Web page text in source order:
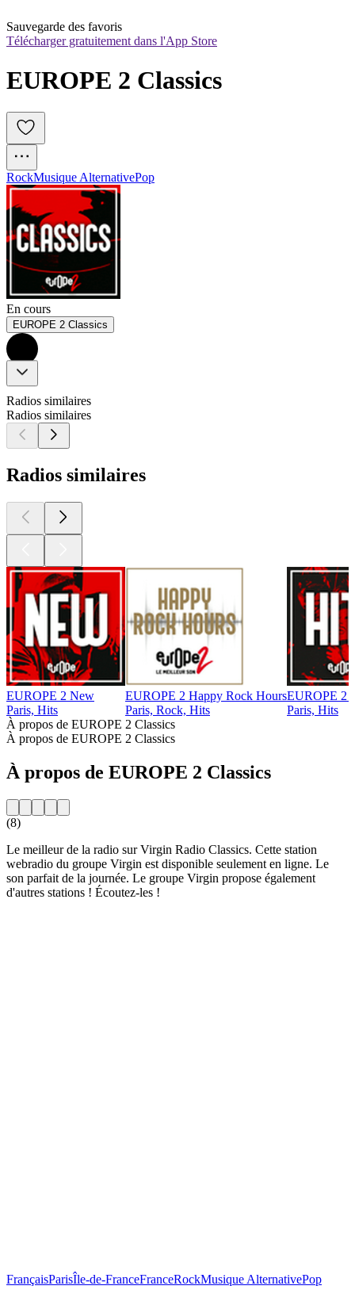
Sauvegarde des favoris
Télécharger gratuitement dans l'App Store
EUROPE 2 Classics
RockMusique AlternativePop
En cours
EUROPE 2 Classics
Radios similaires
Radios similaires
Radios similaires
EUROPE 2 New
Paris, Hits
EUROPE 2 Happy Rock Hours
Paris, Rock, Hits
EUROPE 2
Paris, Hits
À propos de EUROPE 2 Classics
À propos de EUROPE 2 Classics
À propos de EUROPE 2 Classics
(8)
Le meilleur de la radio sur Virgin Radio Classics. Cette station
webradio du groupe Virgin est disponible seulement en ligne. Le
son parfait de la journée. Le groupe Virgin propose également
d'autres stations ! Écoutez-les !
FrançaisParisÎle-de-FranceFranceRockMusique AlternativePop